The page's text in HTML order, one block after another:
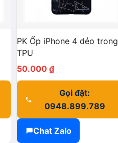
PK Ốp iPhone 4 dẻo trong
TPU
50.000 ₫
Gọi đặt:
0948.899.789
Chat Zalo